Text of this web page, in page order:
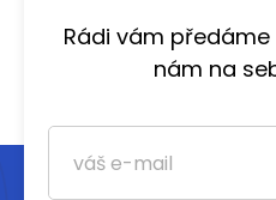
Rádi vám
nám na